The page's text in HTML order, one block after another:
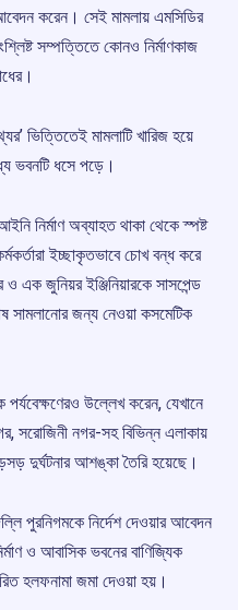
আবেদন করেন। সেই মামলায় এমসিডির
সম্পত্তিতে কোনও নির্মাণকাজ
ভিত্তিতেই মামলাটি খারিজ হয়ে
ভবনটি ধসে পড়ে।
নির্মাণ অব্যাহত থাকা থেকে স্পষ্ট
ইচ্ছাকৃতভাবে চোখ বন্ধ করে
ও এক জুনিয়র ইঞ্জিনিয়ারকে সাসপেন্ড
সামলানোর জন্য নেওয়া কসমেটিক
পর্যবেক্ষণেরও উল্লেখ করেন, যেখানে
সরোজিনী নগর-সহ বিভিন্ন এলাকায়
দুর্ঘটনার আশঙ্কা তৈরি হয়েছে।
পুরনিগমকে নির্দেশ দেওয়ার আবেদন
ও আবাসিক ভবনের বাণিজ্যিক
হলফনামা জমা দেওয়া হয়।